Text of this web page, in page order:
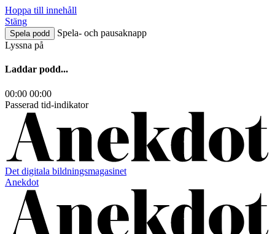
Hoppa till innehåll
Stäng
Spela podd
Spela- och pausaknapp
Lyssna på
Laddar podd...
00:00 00:00
Passerad tid-indikator
Det digitala bildningsmagasinet
Anekdot